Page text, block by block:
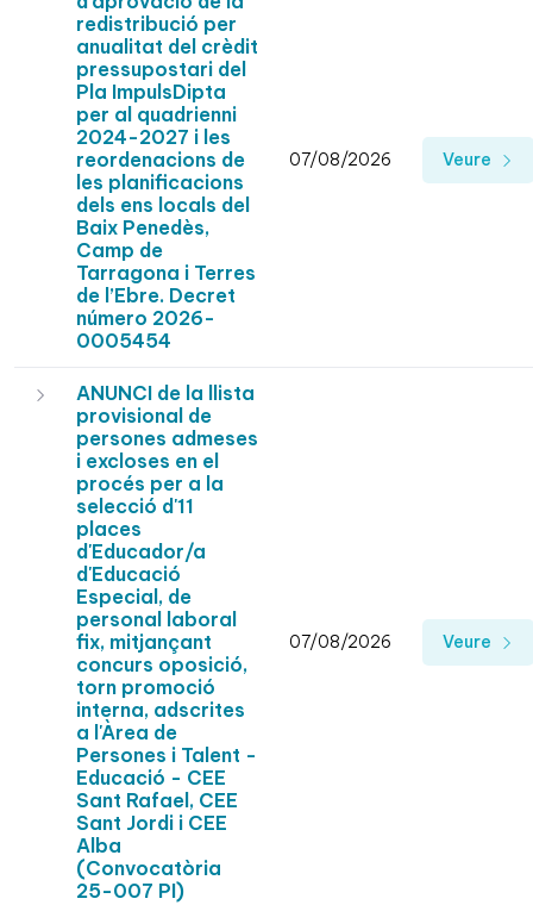
redistribució per
anualitat del crèdit
pressupostari del
Pla ImpulsDipta
per al quadrienni
2024-2027 i les
reordenacions de
les planificacions
dels ens locals del
Baix Penedès,
Camp de
Tarragona i Terres
de l’Ebre. Decret
número 2026-
0005454
07/08/2026 Veure
ANUNCI de la llista
provisional de
persones admeses
i excloses en el
procés per a la
selecció d'11
places
d'Educador/a
d'Educació
Especial, de
personal laboral
fix, mitjançant
concurs oposició,
torn promoció
interna, adscrites
a l'Àrea de
Persones i Talent -
Educació - CEE
Sant Rafael, CEE
Sant Jordi i CEE
Alba
(Convocatòria
25-007 PI)
07/08/2026 Veure